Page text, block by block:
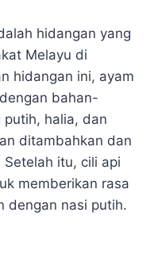
hidangan yang
Melayu di
hidangan ini, ayam
bahan-
halia, dan
ditambahkan dan
itu, cili api
memberikan rasa
dengan nasi putih.